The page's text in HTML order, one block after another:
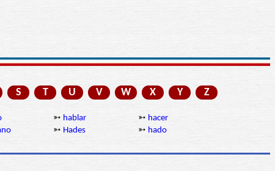
S T U V W X Y Z
➳ hablar ➳ hacer
➳ Hades ➳ hado